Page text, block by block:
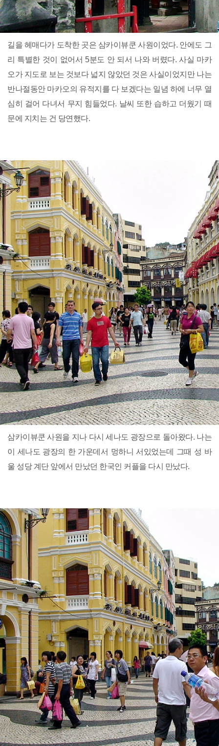
길을 헤매다가 도착한 곳은 삼카이뷰쿤 사원이었다. 안에도 그
리 특별한 것이 없어서 5분도 안 되서 나와 버렸다. 사실 마카
오가 지도로 보는 것보다 넓지 않았던 것은 사실이었지만 나는
반나절동안 마카오의 유적지를 다 보겠다는 일념 하에 너무 열
심히 걸어 다녀서 무지 힘들었다. 날씨 또한 습하고 더웠기 때
문에 지치는 건 당연했다.
삼카이뷰쿤 사원을 지나 다시 세나도 광장으로 돌아왔다. 나는
이 세나도 광장의 한 가운데서 멍하니 서있었는데 그때 성 바
울 성당 계단 앞에서 만났던 한국인 커플을 다시 만났다.